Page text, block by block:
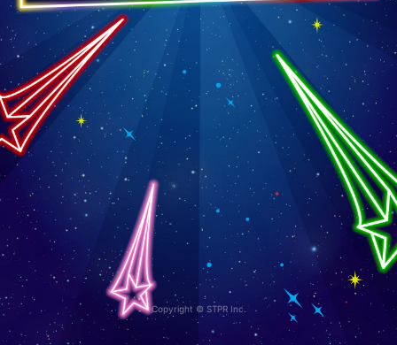
Copyright © STPR Inc.